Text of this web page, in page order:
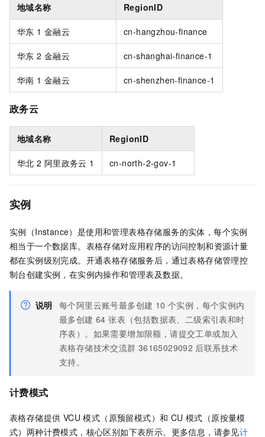
地域名称 RegionID
华东 1 金融云 cn-hangzhou-finance
华东 2 金融云 cn-shanghai-finance-1
华南 1 金融云 cn-shenzhen-finance-1
政务云
地域名称 RegionID
华北 2 阿里政务云 1 cn-north-2-gov-1
实例
实例（Instance）是使用和管理表格存储服务的实体，每个实例
相当于一个数据库。表格存储对应用程序的访问控制和资源计量
都在实例级别完成。开通表格存储服务后，通过表格存储管理控
制台创建实例，在实例内操作和管理表及数据。
说明 每个阿里云账号最多创建 10 个实例，每个实例内
最多创建 64 张表（包括数据表、二级索引表和时
序表）。如果需要增加限额，请提交工单或加入
表格存储技术交流群 36165029092 后联系技术
支持。
计费模式
表格存储提供 VCU 模式（原预留模式）和 CU 模式（原按量模
式）两种计费模式，核心区别如下表所示。更多信息，请参见计